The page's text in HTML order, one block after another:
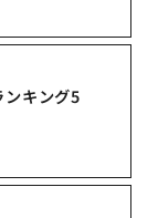
ンキング5